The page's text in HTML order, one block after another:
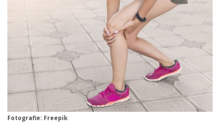
Fotografie: Freepik